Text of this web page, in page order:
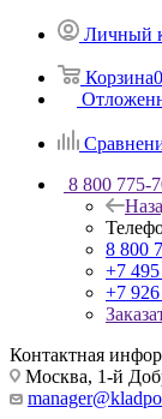
Личный
Корзина0
8 800 775-
8 800
+7
+7
Контактная
Москва, 1-й